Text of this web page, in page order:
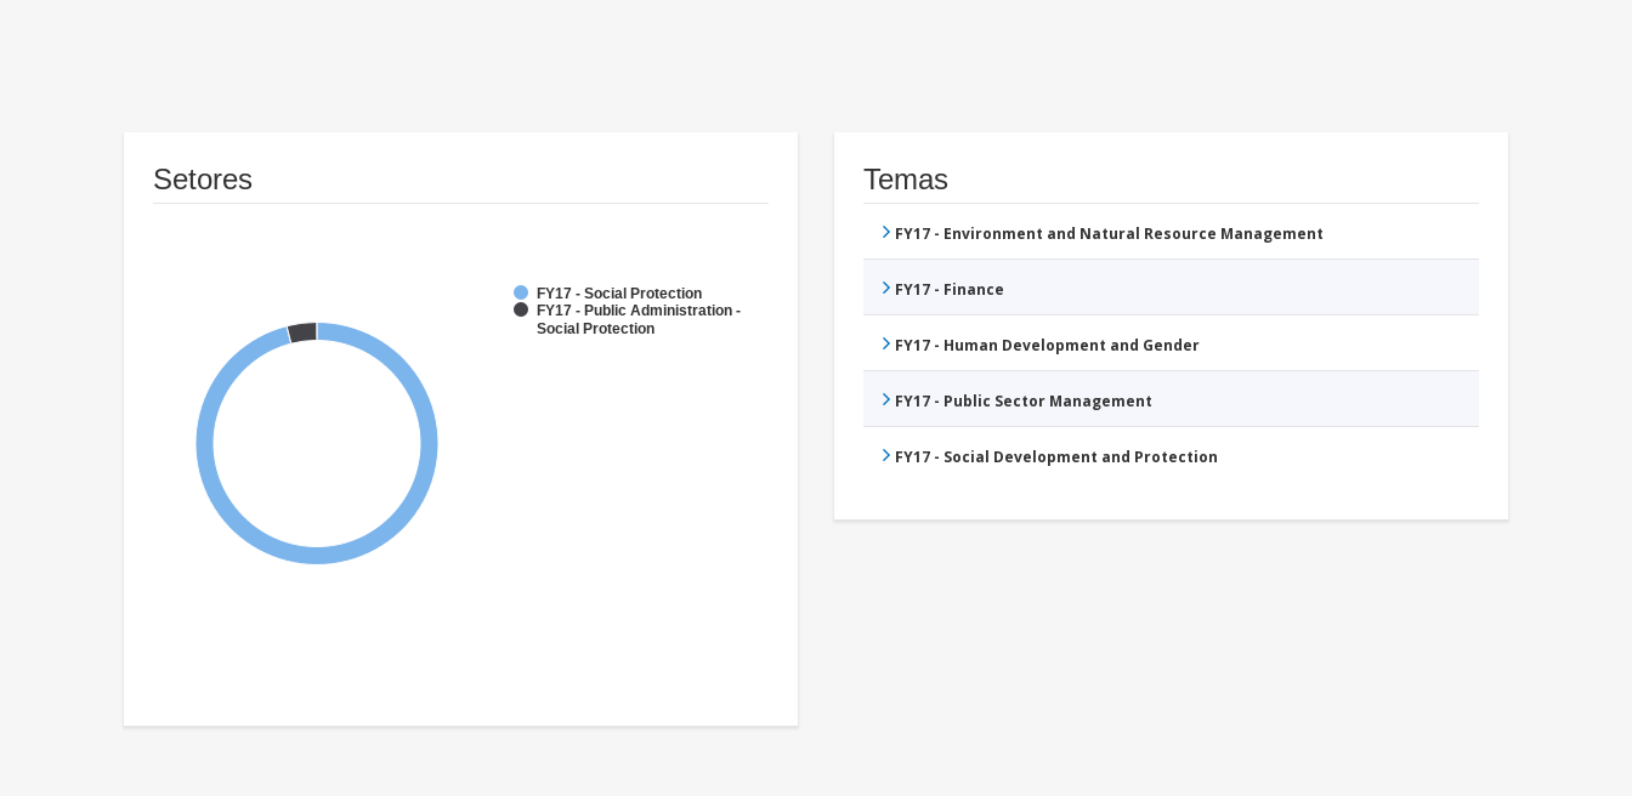
Setores
FY17 - Social Protection
FY17 - Public Administration -
Social Protection
Temas
FY17 - Environment and Natural Resource Management
FY17 - Finance
FY17 - Human Development and Gender
FY17 - Public Sector Management
FY17 - Social Development and Protection